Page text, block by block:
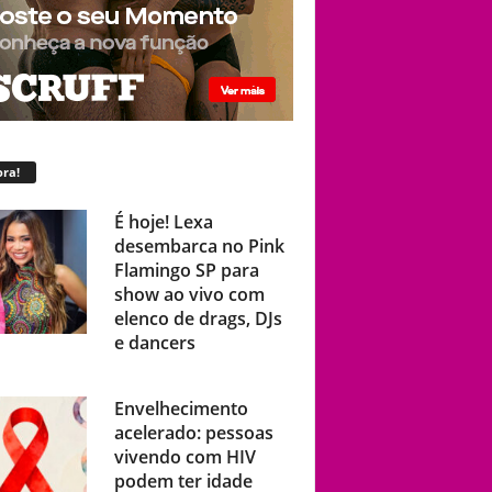
É hoje! Lexa
desembarca no Pink
Flamingo SP para
show ao vivo com
elenco de drags, DJs
e dancers
Envelhecimento
acelerado: pessoas
vivendo com HIV
podem ter idade